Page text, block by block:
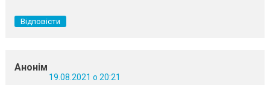
Відповісти
Анонім
19.08.2021 о 20:21